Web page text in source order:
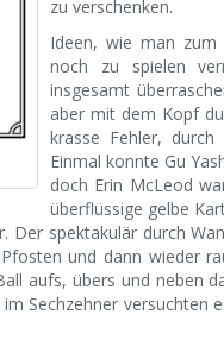
zu verschenken.
Ideen, wie man
noch zu spielen
insgesamt
aber mit dem Kopf
krasse Fehler,
Einmal konnte Gu
doch Erin McLeod
überflüssige gelbe
spektakulär durch
und dann wieder
aufs, übers und neben
Sechzehner